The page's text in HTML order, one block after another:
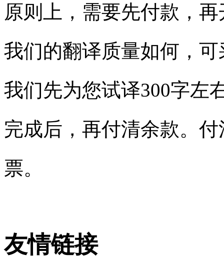
原则上，需要先付款，
我们的翻译质量如何，
我们先为您试译300字左
完成后，再付清余款。
票。
友情链接